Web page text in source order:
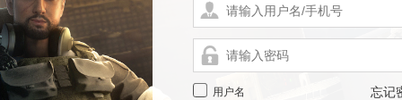
用户名 忘记